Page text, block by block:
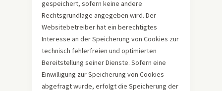
gespeichert, sofern keine andere
Rechtsgrundlage angegeben wird. Der
Websitebetreiber hat ein berechtigtes
Interesse an der Speicherung von Cookies zur
technisch fehlerfreien und optimierten
Bereitstellung seiner Dienste. Sofern eine
Einwilligung zur Speicherung von Cookies
abgefragt wurde, erfolgt die Speicherung der